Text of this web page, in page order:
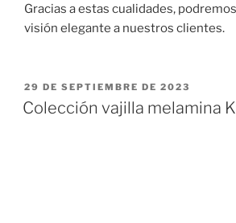
Gracias a estas cualidades,
visión elegante a nuestros clientes.
PUBLICADO
EL
29 DE SEPTIEMBRE DE 2023
Colección vajilla melamina